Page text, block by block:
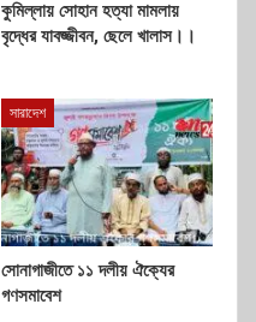
কুমিল্লায় সোহান হত্যা মামলায়
বৃদ্ধের যাবজ্জীবন, ছেলে খালাস।।
সারাদেশ
সোনাগাজীতে ১১ দলীয় ঐক্যের
গণসমাবেশ